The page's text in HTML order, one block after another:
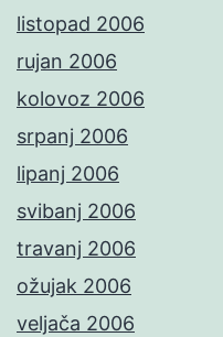
listopad 2006
rujan 2006
kolovoz 2006
srpanj 2006
lipanj 2006
svibanj 2006
travanj 2006
ožujak 2006
veljača 2006